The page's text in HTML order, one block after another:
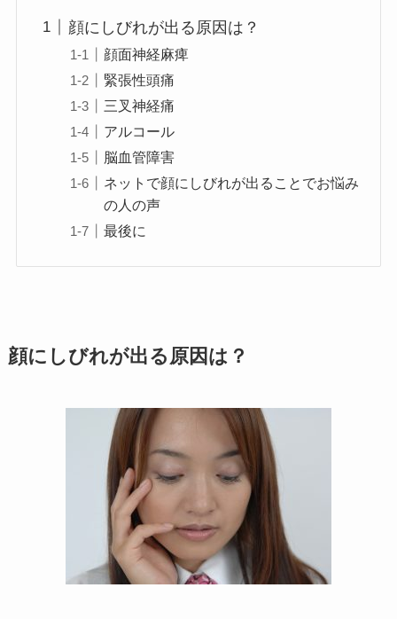
顔にしびれが出る原因は？
顔面神経麻痺
緊張性頭痛
三叉神経痛
アルコール
脳血管障害
ネットで顔にしびれが出ることでお悩み
の人の声
最後に
顔にしびれが出る原因は？